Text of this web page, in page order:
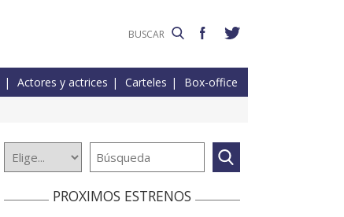
Actores y actrices Carteles Box-office
PROXIMOS ESTRENOS